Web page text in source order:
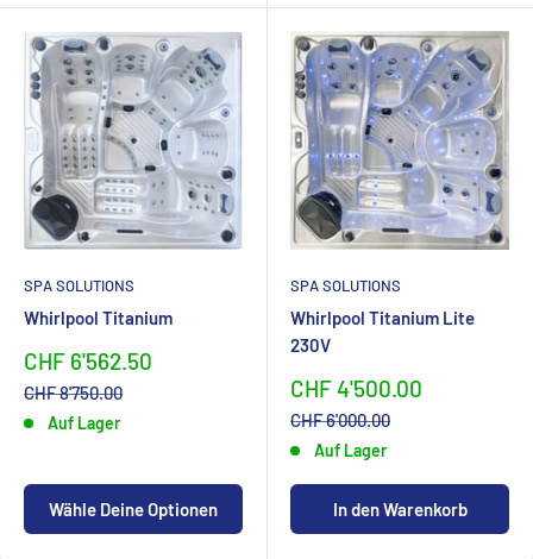
SPA SOLUTIONS
Whirlpool Titanium
Sonderpreis
CHF 6'562.50
Normalpreis
CHF 8'750.00
Auf Lager
Wähle Deine Optionen
SPA SOLUTIONS
Whirlpool Titanium Lite
230V
Sonderpreis
CHF 4'500.00
Normalpreis
CHF 6'000.00
Auf Lager
In den Warenkorb